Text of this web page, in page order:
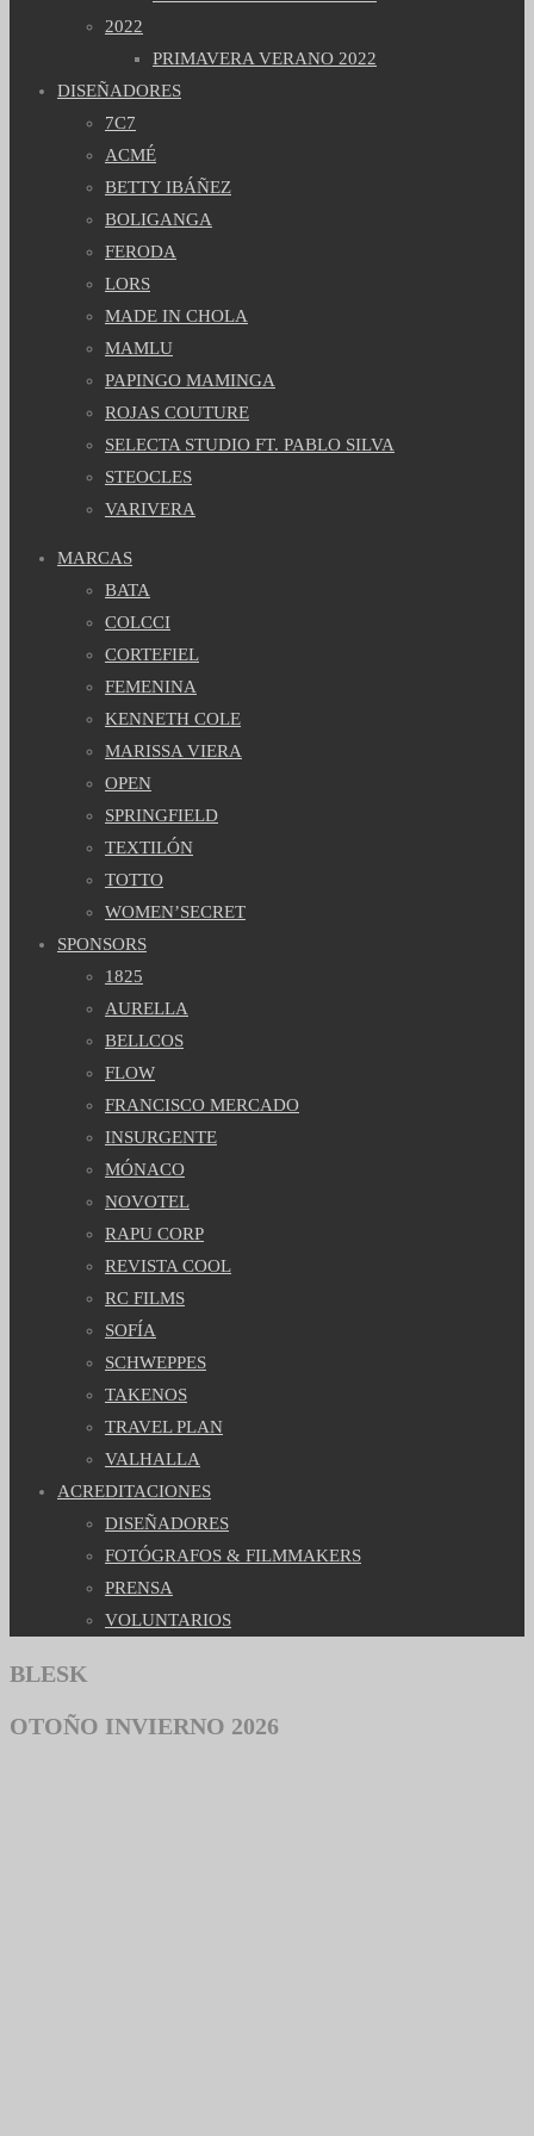
2022
PRIMAVERA VERANO 2022
DISEÑADORES
7C7
ACMÉ
BETTY IBÁÑEZ
BOLIGANGA
FERODA
LORS
MADE IN CHOLA
MAMLU
PAPINGO MAMINGA
ROJAS COUTURE
SELECTA STUDIO FT. PABLO SILVA
STEOCLES
VARIVERA
MARCAS
BATA
COLCCI
CORTEFIEL
FEMENINA
KENNETH COLE
MARISSA VIERA
OPEN
SPRINGFIELD
TEXTILÓN
TOTTO
WOMEN’SECRET
SPONSORS
1825
AURELLA
BELLCOS
FLOW
FRANCISCO MERCADO
INSURGENTE
MÓNACO
NOVOTEL
RAPU CORP
REVISTA COOL
RC FILMS
SOFÍA
SCHWEPPES
TAKENOS
TRAVEL PLAN
VALHALLA
ACREDITACIONES
DISEÑADORES
FOTÓGRAFOS & FILMMAKERS
PRENSA
VOLUNTARIOS
BLESK
OTOÑO INVIERNO 2026